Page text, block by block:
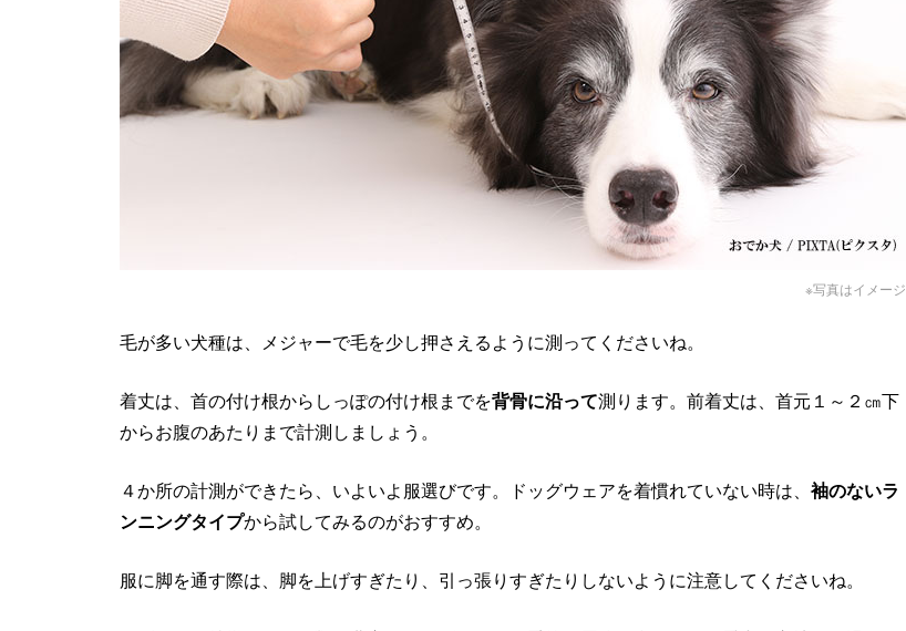
※写真はイメージ
毛が多い犬種は、メジャーで毛を少し押さえるように測ってくださいね。
着丈は、首の付け根からしっぽの付け根までを背骨に沿って測ります。前着丈は、首元１～２㎝下
からお腹のあたりまで計測しましょう。
４か所の計測ができたら、いよいよ服選びです。ドッグウェアを着慣れていない時は、 袖のないラ
ンニングタイプから試してみるのがおすすめ。
服に脚を通す際は、脚を上げすぎたり、引っ張りすぎたりしないように注意してくださいね。